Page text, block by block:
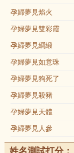
孕婦夢見焰火
孕婦夢見雙彩霞
孕婦夢見綢緞
孕婦夢見如意珠
孕婦夢見狗死了
孕婦夢見殺豬
孕婦夢見天體
孕婦夢見人參
姓名測試打分：